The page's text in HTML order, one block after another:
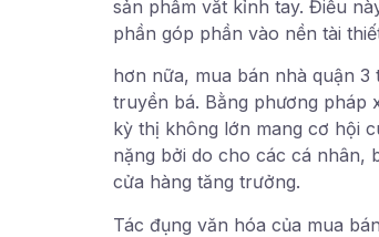
sản phẩm vắt kỉnh tay. Điều
phần góp phần vào nền tài
hơn nữa, mua bán nhà quận
truyền bá. Bằng phương pháp
kỳ thị không lớn mang cơ hội
nặng bởi do cho các cá nhân,
cửa hàng tăng trưởng.
Tác đụng văn hóa của mua